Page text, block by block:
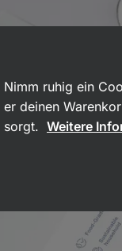
Nimm ruhig ein
er deinen
sorgt. Weitere